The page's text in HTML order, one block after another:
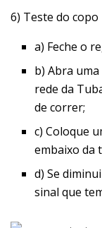
6) Teste do copo
a) Feche o
b) Abra
rede da
de correr;
c) Coloque
embaixo da
d) Se
sinal que